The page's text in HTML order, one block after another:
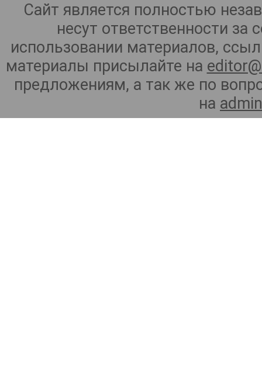
Сайт является полностью
несут ответственности
использовании материалов,
материалы присылайте на
предложениям, а так же по
на